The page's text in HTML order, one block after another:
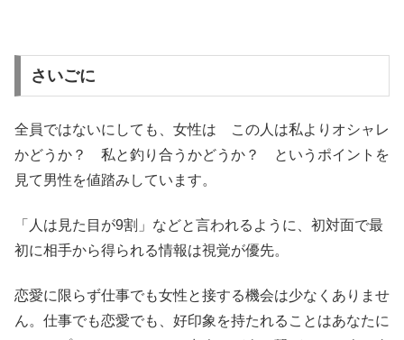
さいごに
全員ではないにしても、女性は この人は私よりオシャレ
かどうか？ 私と釣り合うかどうか？ というポイントを
見て男性を値踏みしています。
「人は見た目が9割」などと言われるように、初対面で最
初に相手から得られる情報は視覚が優先。
恋愛に限らず仕事でも女性と接する機会は少なくありませ
ん。仕事でも恋愛でも、好印象を持たれることはあなたに